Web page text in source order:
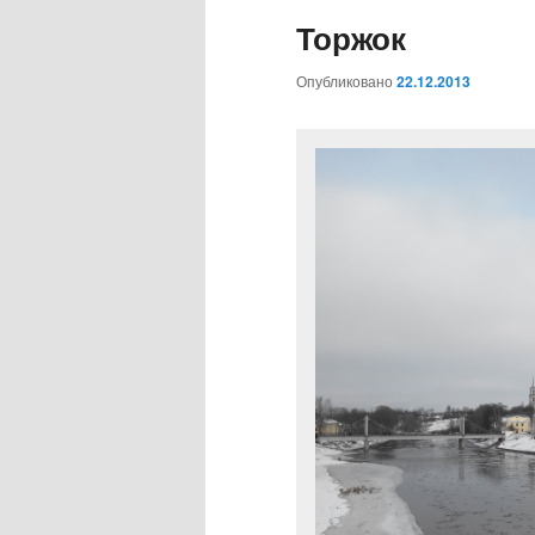
Торжок
Опубликовано 22.12.2013